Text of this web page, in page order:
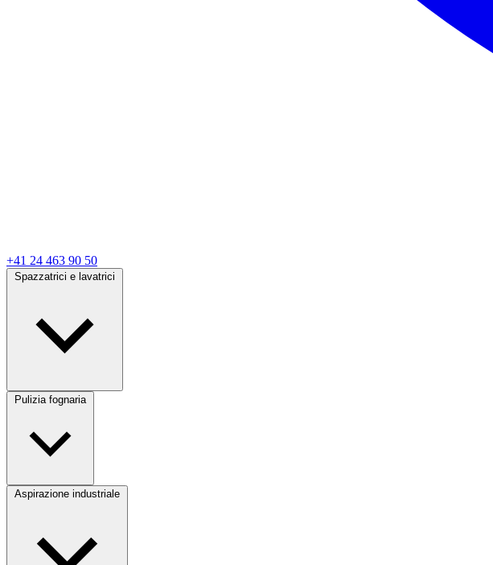
+41 24 463 90 50
Pulizia fognaria